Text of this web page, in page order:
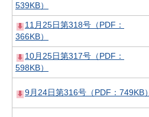
539KB）
11月25日第318号（PDF：
366KB）
10月25日第317号（PDF：
598KB）
9月24日第316号（PDF：749KB）